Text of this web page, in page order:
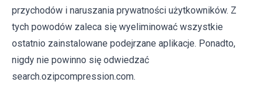
przychodów i naruszania prywatności użytkowników. Z
tych powodów zaleca się wyeliminować wszystkie
ostatnio zainstalowane podejrzane aplikacje. Ponadto,
nigdy nie powinno się odwiedzać
search.ozipcompression.com.